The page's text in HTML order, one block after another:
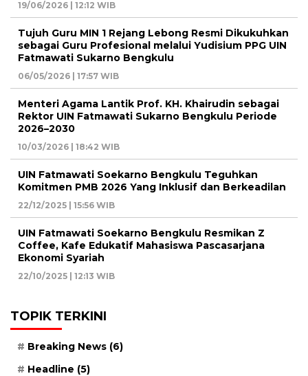
19/06/2026 | 12:12 WIB
Tujuh Guru MIN 1 Rejang Lebong Resmi Dikukuhkan
sebagai Guru Profesional melalui Yudisium PPG UIN
Fatmawati Sukarno Bengkulu
06/05/2026 | 17:57 WIB
Menteri Agama Lantik Prof. KH. Khairudin sebagai
Rektor UIN Fatmawati Sukarno Bengkulu Periode
2026–2030
10/03/2026 | 18:42 WIB
UIN Fatmawati Soekarno Bengkulu Teguhkan
Komitmen PMB 2026 Yang Inklusif dan Berkeadilan
22/12/2025 | 15:56 WIB
UIN Fatmawati Soekarno Bengkulu Resmikan Z
Coffee, Kafe Edukatif Mahasiswa Pascasarjana
Ekonomi Syariah
22/10/2025 | 12:13 WIB
TOPIK TERKINI
Breaking News (6)
Headline (5)